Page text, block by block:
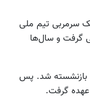
سرمربی تیم ملی
گرفت و سال‌ها
گیوه‌چی که کارمند ژاندارمری بود، در سال ۱۳۵۹ بازنشسته شد. پس
عهده گرفت.